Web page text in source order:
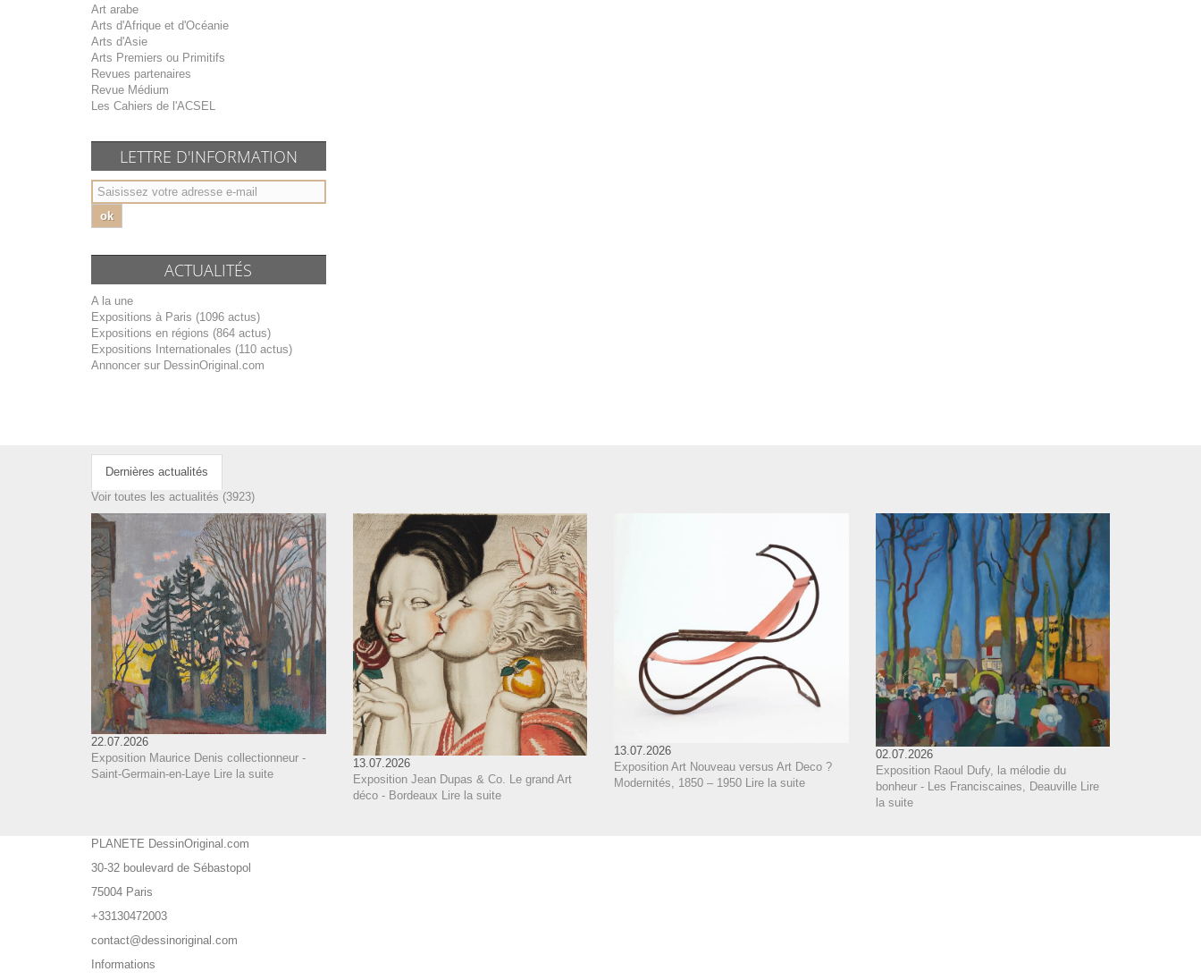
Art arabe
Arts d'Afrique et d'Océanie
Arts d'Asie
Arts Premiers ou Primitifs
Revues partenaires
Revue Médium
Les Cahiers de l'ACSEL
LETTRE D'INFORMATION
ok
ACTUALITÉS
A la une
Expositions à Paris (1096 actus)
Expositions en régions (864 actus)
Expositions Internationales (110 actus)
Annoncer sur DessinOriginal.com
Dernières actualités
Voir toutes les actualités (3923)
22.07.2026
Exposition Maurice Denis collectionneur -
Saint-Germain-en-Laye Lire la suite
13.07.2026
Exposition Jean Dupas & Co. Le grand Art
déco - Bordeaux Lire la suite
13.07.2026
Exposition Art Nouveau versus Art Deco ?
Modernités, 1850 – 1950
Lire la suite
02.07.2026
Exposition Raoul Dufy, la mélodie du
bonheur - Les Franciscaines, Deauville
Lire
la suite
PLANETE DessinOriginal.com
30-32 boulevard de Sébastopol
75004 Paris
+33130472003
contact@dessinoriginal.com
Informations